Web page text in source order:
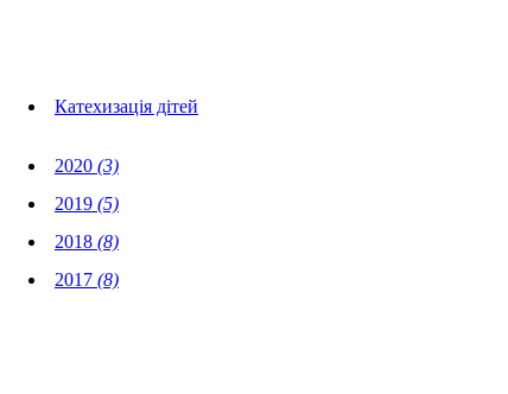
Катехизація дітей
2020 (3)
2019 (5)
2018 (8)
2017 (8)